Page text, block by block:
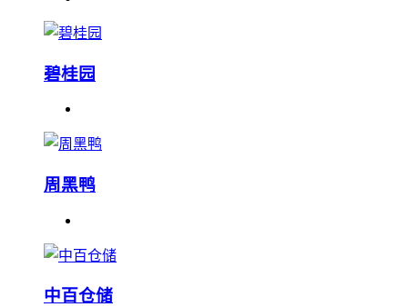
碧桂园
周黑鸭
中百仓储